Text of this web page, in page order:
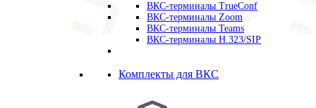
ВКС-терминалы TrueConf
ВКС-терминалы Zoom
ВКС-терминалы Teams
ВКС-терминалы H.323/SIP
Комплекты для ВКС